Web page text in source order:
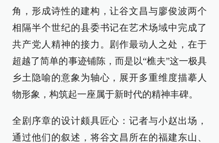
角，形成诗性的建构，让谷文昌与廖俊波两个
相隔半个世纪的县委书记在艺术场域中完成了
共产党人精神的接力。剧作最动人之处，在于
超越了简单的事迹铺陈，而是以“樵夫”这一极具
乡土隐喻的意象为轴心，展开多重维度描摹人
物形象，构筑起一座属于新时代的精神丰碑。
全剧序章的设计颇具匠心：记者与小赵出场，
通过他们的叙述，将谷文昌所在的福建东山、